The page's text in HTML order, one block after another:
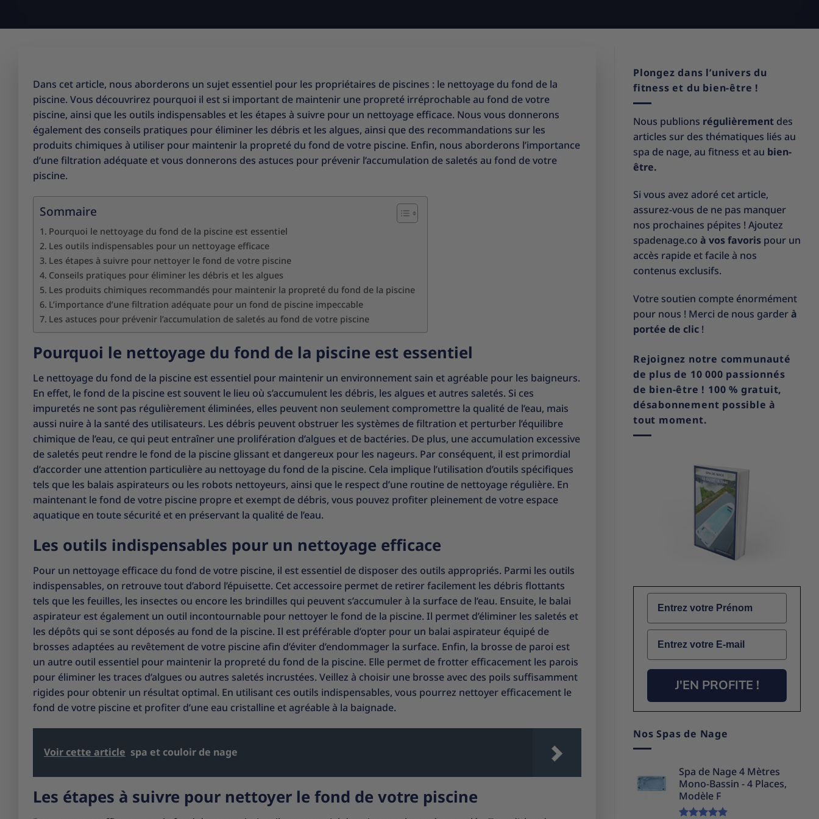
Dans cet article, nous aborderons un sujet essentiel pour les propriétaires de piscines : le nettoyage du fond de la
piscine. Vous découvrirez pourquoi il est si important de maintenir une propreté irréprochable au fond de votre
piscine, ainsi que les outils indispensables et les étapes à suivre pour un nettoyage efficace. Nous vous donnerons
également des conseils pratiques pour éliminer les débris et les algues, ainsi que des recommandations sur les
produits chimiques à utiliser pour maintenir la propreté du fond de votre piscine. Enfin, nous aborderons l’importance
d’une filtration adéquate et vous donnerons des astuces pour prévenir l’accumulation de saletés au fond de votre
piscine.
Sommaire
Pourquoi le nettoyage du fond de la piscine est essentiel
Les outils indispensables pour un nettoyage efficace
Les étapes à suivre pour nettoyer le fond de votre piscine
Conseils pratiques pour éliminer les débris et les algues
Les produits chimiques recommandés pour maintenir la propreté du fond de la piscine
L’importance d’une filtration adéquate pour un fond de piscine impeccable
Les astuces pour prévenir l’accumulation de saletés au fond de votre piscine
Pourquoi le nettoyage du fond de la piscine est essentiel
Le nettoyage du fond de la piscine est essentiel pour maintenir un environnement sain et agréable pour les baigneurs.
En effet, le fond de la piscine est souvent le lieu où s’accumulent les débris, les algues et autres saletés. Si ces
impuretés ne sont pas régulièrement éliminées, elles peuvent non seulement compromettre la qualité de l’eau, mais
aussi nuire à la santé des utilisateurs. Les débris peuvent obstruer les systèmes de filtration et perturber l’équilibre
chimique de l’eau, ce qui peut entraîner une prolifération d’algues et de bactéries. De plus, une accumulation excessive
de saletés peut rendre le fond de la piscine glissant et dangereux pour les nageurs. Par conséquent, il est primordial
d’accorder une attention particulière au nettoyage du fond de la piscine. Cela implique l’utilisation d’outils spécifiques
tels que les balais aspirateurs ou les robots nettoyeurs, ainsi que le respect d’une routine de nettoyage régulière. En
maintenant le fond de votre piscine propre et exempt de débris, vous pouvez profiter pleinement de votre espace
aquatique en toute sécurité et en préservant la qualité de l’eau.
Les outils indispensables pour un nettoyage efficace
Pour un nettoyage efficace du fond de votre piscine, il est essentiel de disposer des outils appropriés. Parmi les outils
indispensables, on retrouve tout d’abord l’épuisette. Cet accessoire permet de retirer facilement les débris flottants
tels que les feuilles, les insectes ou encore les brindilles qui peuvent s’accumuler à la surface de l’eau. Ensuite, le balai
aspirateur est également un outil incontournable pour nettoyer le fond de la piscine. Il permet d’éliminer les saletés et
les dépôts qui se sont déposés au fond de la piscine. Il est préférable d’opter pour un balai aspirateur équipé de
brosses adaptées au revêtement de votre piscine afin d’éviter d’endommager la surface. Enfin, la brosse de paroi est
un autre outil essentiel pour maintenir la propreté du fond de la piscine. Elle permet de frotter efficacement les parois
pour éliminer les traces d’algues ou autres saletés incrustées. Veillez à choisir une brosse avec des poils suffisamment
rigides pour obtenir un résultat optimal. En utilisant ces outils indispensables, vous pourrez nettoyer efficacement le
fond de votre piscine et profiter d’une eau cristalline et agréable à la baignade.
Voir cette article spa et couloir de nage
Les étapes à suivre pour nettoyer le fond de votre piscine
Plongez dans l’univers du
fitness et du bien-être !
Nous publions régulièrement des
articles sur des thématiques liés au
spa de nage, au fitness et au bien-
être.
Si vous avez adoré cet article,
assurez-vous de ne pas manquer
nos prochaines pépites ! Ajoutez
spadenage.co à vos favoris pour un
accès rapide et facile à nos
contenus exclusifs.
Votre soutien compte énormément
pour nous ! Merci de nous garderà
portée de clic !
Rejoignez notre communauté
de plus de 10 000 passionnés
de bien-être ! 100 % gratuit,
désabonnement possible à
tout moment.
Name
Email
J'EN PROFITE !
Nos Spas de Nage
Spa de Nage 4 Mètres
Mono-Bassin - 4 Places,
Modèle F